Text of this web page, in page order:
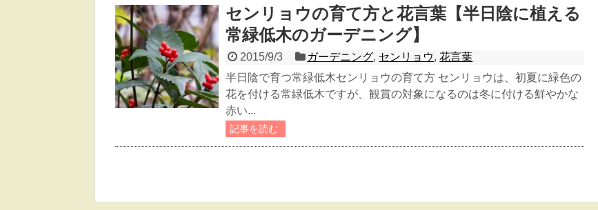
センリョウの育て方と花言葉【半日陰に植える
常緑低木のガーデニング】
2015/9/3 ガーデニング, センリョウ,花言葉
半日陰で育つ常緑低木センリョウの育て方 センリョウは、初夏に緑色の
花を付ける常緑低木ですが、観賞の対象になるのは冬に付ける鮮やかな
赤い...
記事を読む